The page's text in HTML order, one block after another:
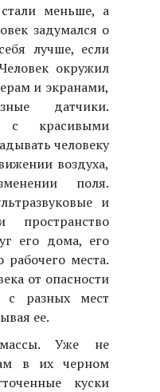
меньше, а
задумался о
лучше, если
окружил
и экранами,
датчики.
с красивыми
человеку
воздуха,
поля.
и
пространство
его дома, его
рабочего места.
от опасности
с разных мест
ее.
Уже не
в их черном
куски